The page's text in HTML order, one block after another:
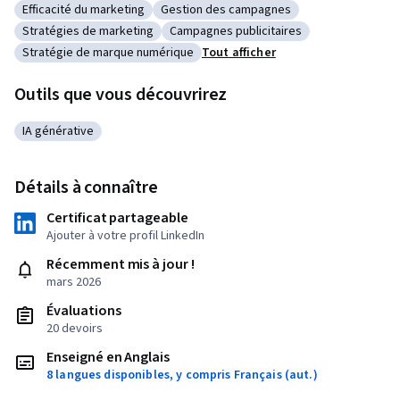
Catégorie : Efficacité du marketing
Efficacité du marketing Catégorie : Gestion des campagnes
Gestion des campagnes
Catégorie : Stratégies de marketing
Stratégies de marketing Catégorie : Campagnes publicitaires
Campagnes publicitaires
Catégorie : Stratégie de marque numérique
Stratégie de marque numérique Tout afficher
Outils que vous découvrirez
Catégorie : IA générative
IA générative
Détails à connaître
Certificat partageable
Ajouter à votre profil LinkedIn
Récemment mis à jour !
mars 2026
Évaluations
20 devoirs
Enseigné en Anglais
8 langues disponibles, y compris Français (aut.)